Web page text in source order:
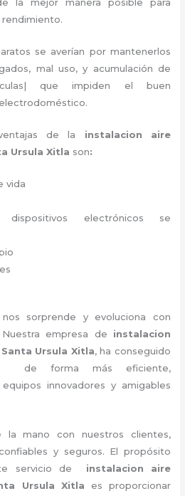
la mejor manera posible para
se averían por mantenerlos
mal uso, y acumulación de
que impiden el buen
de la instalacion aire
Ursula Xitla son:
vida
electrónicos se
sorprende y evoluciona con
empresa de instalacion
Ursula Xitla, ha conseguido
de forma más eficiente,
innovadores y amigables
la mano con nuestros clientes,
y seguros. El propósito
servicio de instalacion aire
Ursula Xitla
es proporcionar